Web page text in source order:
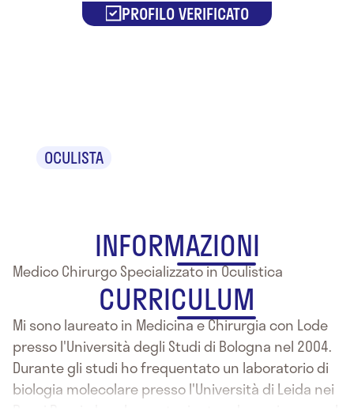
PROFILO VERIFICATO
OCULISTA
INFORMAZIONI
Medico Chirurgo Specializzato in Oculistica
CURRICULUM
Mi sono laureato in Medicina e Chirurgia con Lode
presso l'Università degli Studi di Bologna nel 2004.
Durante gli studi ho frequentato un laboratorio di
biologia molecolare presso l'Università di Leida nei